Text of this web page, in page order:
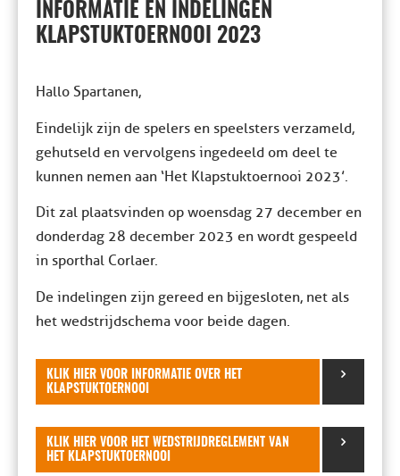
INFORMATIE EN INDELINGEN
KLAPSTUKTOERNOOI 2023
Hallo Spartanen,
Eindelijk zijn de spelers en speelsters verzameld,
gehutseld en vervolgens ingedeeld om deel te
kunnen nemen aan ‘Het Klapstuktoernooi 2023’.
Dit zal plaatsvinden op woensdag 27 december en
donderdag 28 december 2023 en wordt gespeeld
in sporthal Corlaer.
De indelingen zijn gereed en bijgesloten, net als
het wedstrijdschema voor beide dagen.
KLIK HIER VOOR INFORMATIE OVER HET
KLAPSTUKTOERNOOI
KLIK HIER VOOR HET WEDSTRIJDREGLEMENT VAN
HET KLAPSTUKTOERNOOI